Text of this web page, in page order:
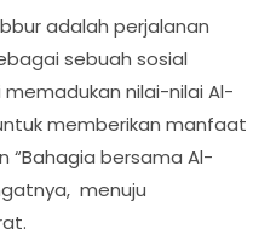
adalah perjalanan
sebuah sosial
memadukan nilai-nilai Al-
memberikan manfaat
“Bahagia bersama Al-
menuju